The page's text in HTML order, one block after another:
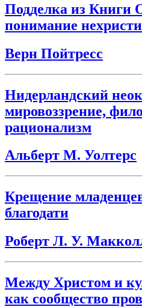
Подделка из Книги
понимание
Верн Пойтресс
Нидерландский
мировоззрение,
рационализм
Альберт М. Уолтерс
Крещение
благодати
Роберт Л. У.
Между Христом и
как сообщество